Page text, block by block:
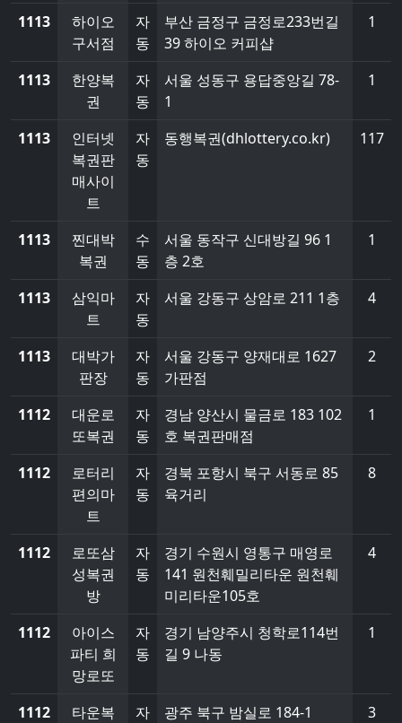
1113
하이오
구서점
자
동
부산 금정구 금정로233번길
39 하이오 커피샵
1
1113
한양복
권
자
동
서울 성동구 용답중앙길 78-
1
1
1113
인터넷
복권판
매사이
트
자
동
동행복권(dhlottery.co.kr) 117
1113
찐대박
복권
수
동
서울 동작구 신대방길 96 1
층 2호
1
1113
삼익마
트
자
동
서울 강동구 상암로 211 1층 4
1113
대박가
판장
자
동
서울 강동구 양재대로 1627
가판점
2
1112
대운로
또복권
자
동
경남 양산시 물금로 183 102
호 복권판매점
1
1112
로터리
편의마
트
자
동
경북 포항시 북구 서동로 85
육거리
8
1112
로또삼
성복권
방
자
동
경기 수원시 영통구 매영로
141 원천훼밀리타운 원천훼
미리타운105호
4
1112
아이스
파티 희
망로또
자
동
경기 남양주시 청학로114번
길 9 나동
1
1112
타운복
자
광주 북구 밤실로 184-1 3